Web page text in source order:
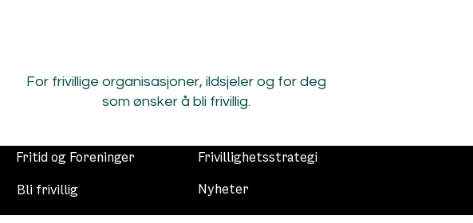
For frivillige organisasjoner, ildsjeler og for deg
som ønsker å bli frivillig.
Fritid og Foreninger
Bli frivillig
Frivillighetsstrategi
Nyheter